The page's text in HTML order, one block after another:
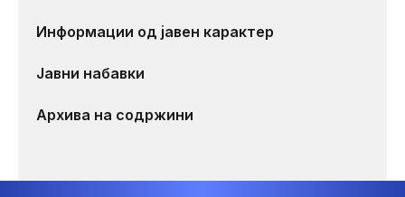
Информации од јавен карактер
Јавни набавки
Архива на содржини